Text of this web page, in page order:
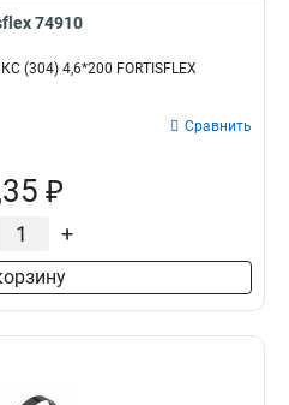
74910
(304) 4,6*200 FORTISFLEX
Сравнить
₽
+